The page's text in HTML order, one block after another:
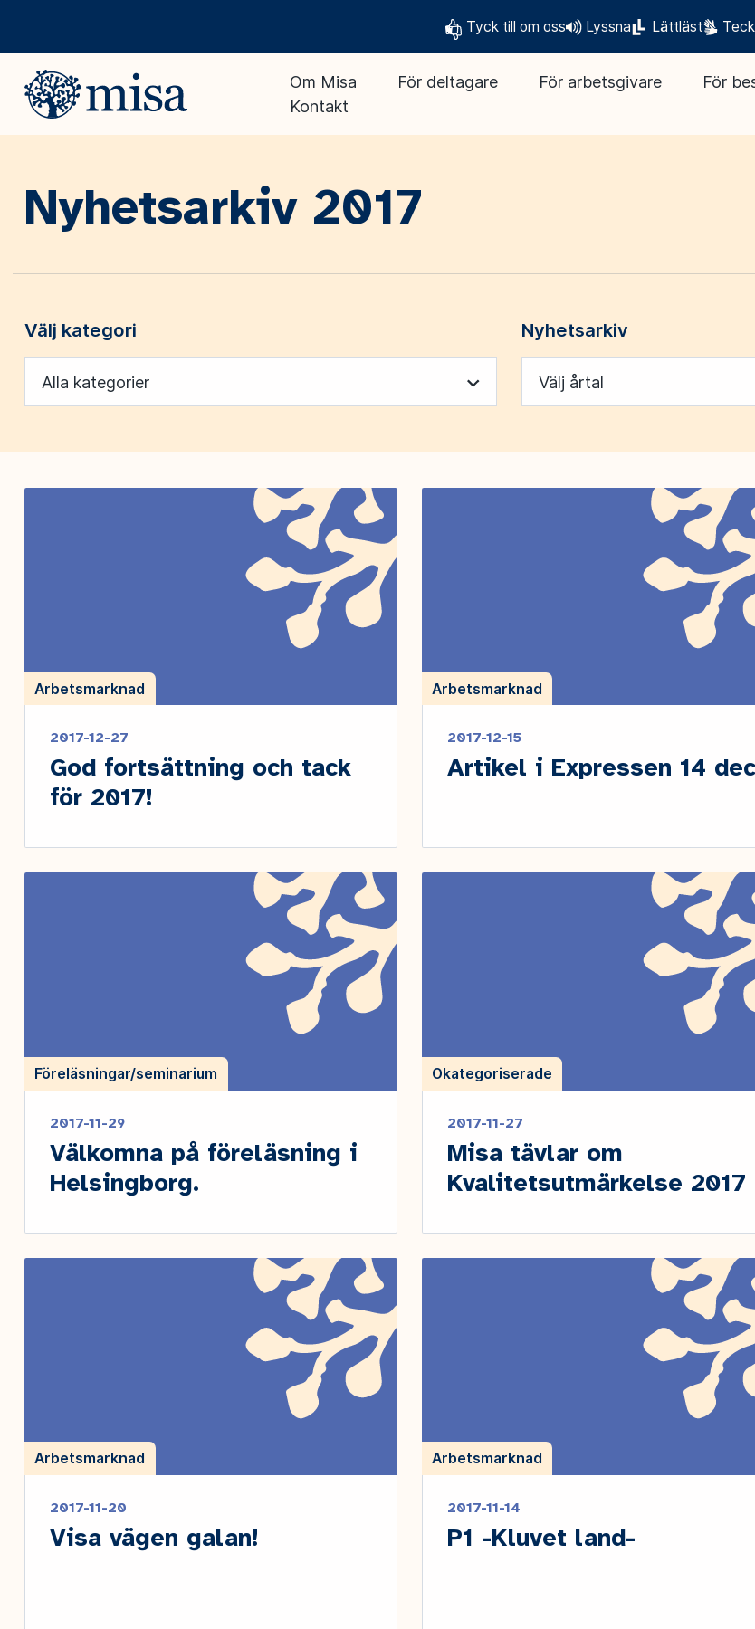
Tyck till om oss Lyssna Lättläst
Om Misa För deltagare För arbetsgivare För
Kontakt
Nyhetsarkiv 2017
Välj kategori
Alla kategorier
Nyhetsarkiv
Välj årtal
Arbetsmarknad
2017-12-27
God fortsättning och tack
för 2017!
Arbetsmarknad
2017-12-15
Artikel i Expressen 14 dec
Föreläsningar/seminarium
2017-11-29
Välkomna på föreläsning i
Helsingborg.
Okategoriserade
2017-11-27
Misa tävlar om
Kvalitetsutmärkelse 2017
Arbetsmarknad
2017-11-20
Visa vägen galan!
Arbetsmarknad
2017-11-14
P1 -Kluvet land-